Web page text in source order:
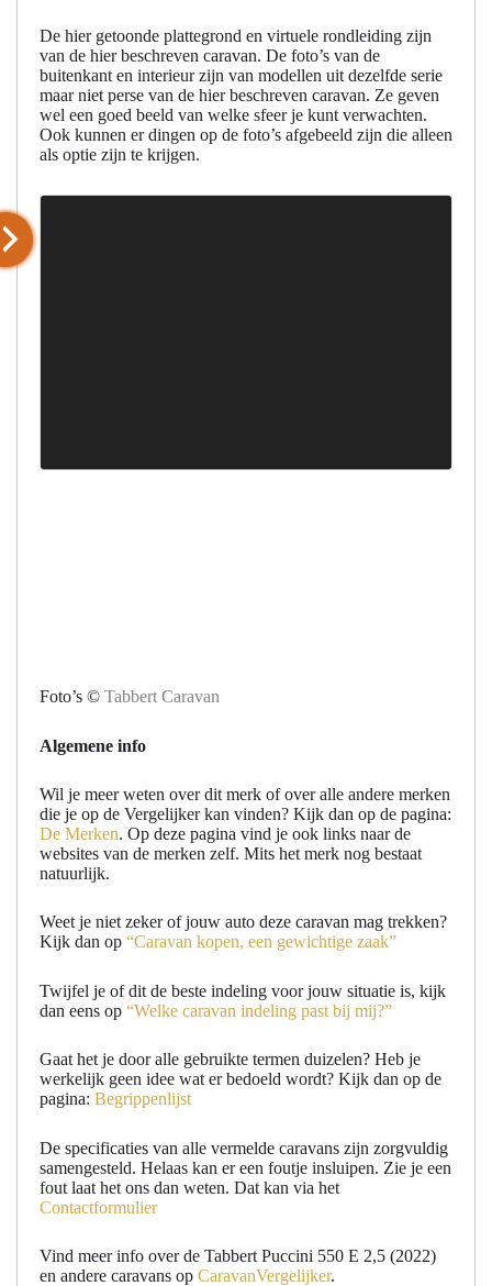
De hier getoonde plattegrond en virtuele rondleiding zijn
van de hier beschreven caravan. De foto’s van de
buitenkant en interieur zijn van modellen uit dezelfde serie
maar niet perse van de hier beschreven caravan. Ze geven
wel een goed beeld van welke sfeer je kunt verwachten.
Ook kunnen er dingen op de foto’s afgebeeld zijn die alleen
als optie zijn te krijgen.
Foto’s © Tabbert Caravan
Algemene info
Wil je meer weten over dit merk of over alle andere merken
die je op de Vergelijker kan vinden? Kijk dan op de pagina:
De Merken. Op deze pagina vind je ook links naar de
websites van de merken zelf. Mits het merk nog bestaat
natuurlijk.
Weet je niet zeker of jouw auto deze caravan mag trekken?
Kijk dan op “Caravan kopen, een gewichtige zaak”
Twijfel je of dit de beste indeling voor jouw situatie is, kijk
dan eens op “Welke caravan indeling past bij mij?”
Gaat het je door alle gebruikte termen duizelen? Heb je
werkelijk geen idee wat er bedoeld wordt? Kijk dan op de
pagina: Begrippenlijst
De specificaties van alle vermelde caravans zijn zorgvuldig
samengesteld. Helaas kan er een foutje insluipen. Zie je een
fout laat het ons dan weten. Dat kan via het
Contactformulier
Vind meer info over de Tabbert Puccini 550 E 2,5 (2022)
en andere caravans op CaravanVergelijker.